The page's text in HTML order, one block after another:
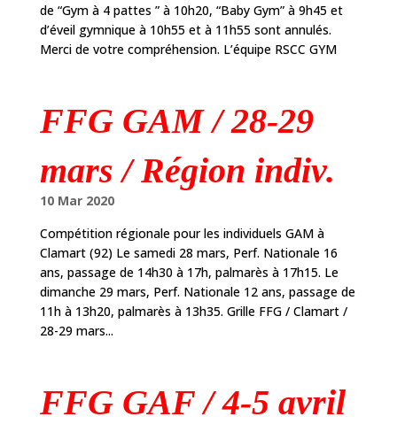
de “Gym à 4 pattes ” à 10h20, “Baby Gym” à 9h45 et
d’éveil gymnique à 10h55 et à 11h55 sont annulés.
Merci de votre compréhension. L’équipe RSCC GYM
FFG GAM / 28-29
mars / Région indiv.
10 Mar 2020
Compétition régionale pour les individuels GAM à
Clamart (92) Le samedi 28 mars, Perf. Nationale 16
ans, passage de 14h30 à 17h, palmarès à 17h15. Le
dimanche 29 mars, Perf. Nationale 12 ans, passage de
11h à 13h20, palmarès à 13h35. Grille FFG / Clamart /
28-29 mars...
FFG GAF / 4-5 avril